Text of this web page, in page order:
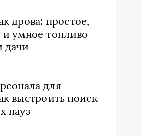
дрова: простое,
и умное топливо
дачи
для
выстроить поиск
пауз